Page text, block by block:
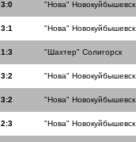
3:0 "Нова" Новокуйбышевск
3:1 "Нова" Новокуйбышевск
1:3 "Шахтер" Солигорск
3:2 "Нова" Новокуйбышевск
3:2 "Нова" Новокуйбышевск
2:3 "Нова" Новокуйбышевск